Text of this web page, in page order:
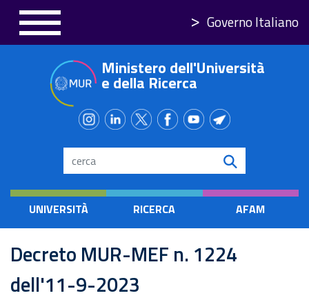
principale
Governo Italiano
Ministero dell'Università
e della Ricerca
Search
UNIVERSITÀ RICERCA AFAM
Decreto MUR-MEF n. 1224
dell'11-9-2023